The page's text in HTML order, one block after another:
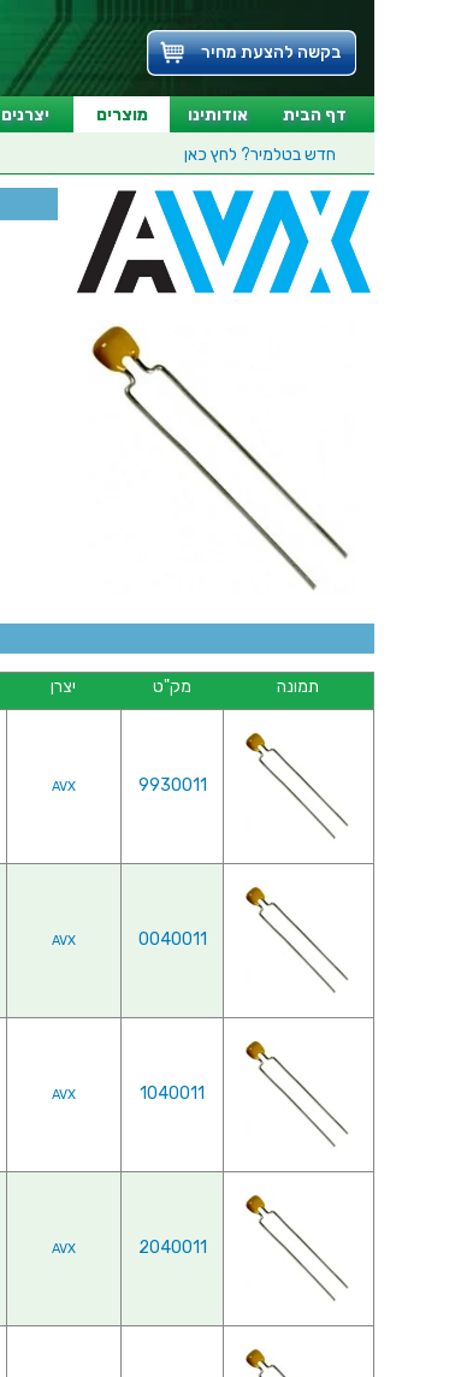
בקשה להצעת מחיר
דף הבית אודותינו מוצרים יצרנים
חדש בטלמיר? לחץ כאן
תמונה מק"ט יצרן
9930011
AVX
0040011
AVX
1040011
AVX
2040011
AVX